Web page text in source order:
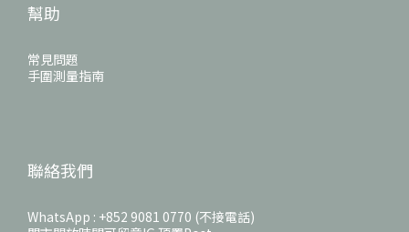
幫助
常見問題
手圍測量指南
聯絡我們
WhatsApp : +852 9081 0770 (不接電話)